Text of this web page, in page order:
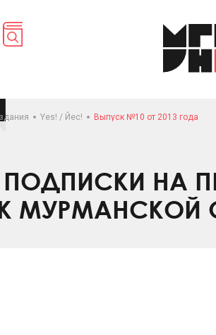
Yes! / Йес! Выпуск №10 от 2013 года
НА
МУРМАНСКОЙ